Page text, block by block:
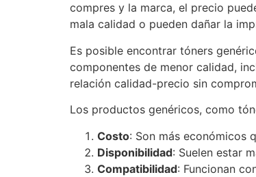
compres y la marca, el precio
mala calidad o pueden dañar la
Es posible encontrar tóners
componentes de menor calidad,
relación calidad-precio sin
Los productos genéricos, como
Costo: Son más económicos
Disponibilidad: Suelen estar
Compatibilidad: Funcionan